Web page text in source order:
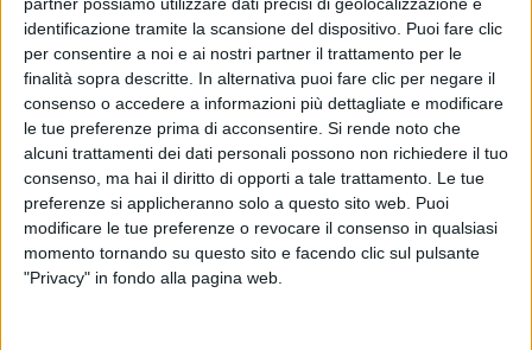
identificazione tramite la scansione del dispositivo. Puoi fare clic
per consentire a noi e ai nostri partner il trattamento per le
finalità sopra descritte. In alternativa puoi fare clic per negare il
consenso o accedere a informazioni più dettagliate e modificare
le tue preferenze prima di acconsentire. Si rende noto che
alcuni trattamenti dei dati personali possono non richiedere il tuo
consenso, ma hai il diritto di opporti a tale trattamento. Le tue
preferenze si applicheranno solo a questo sito web. Puoi
modificare le tue preferenze o revocare il consenso in qualsiasi
momento tornando su questo sito e facendo clic sul pulsante
"Privacy" in fondo alla pagina web.
Chi siamo Contattaci
Privacy Lavora con noi